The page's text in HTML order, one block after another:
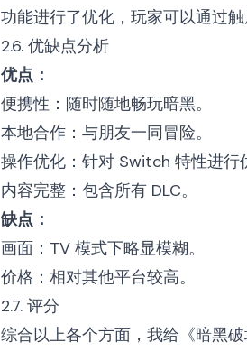
功能进行了优化，玩家可以通过触
2.6. 优缺点分析
优点：
便携性：随时随地畅玩暗黑。
本地合作：与朋友一同冒险。
操作优化：针对 Switch 特性进行
内容完整：包含所有 DLC。
缺点：
画面：TV 模式下略显模糊。
价格：相对其他平台较高。
2.7. 评分
综合以上各个方面，我给《暗黑